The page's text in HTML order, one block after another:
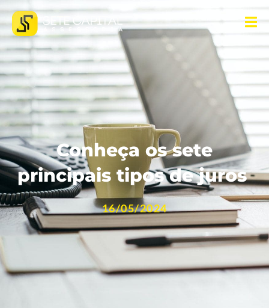
Conheça os sete
principais tipos de juros
16/05/2024